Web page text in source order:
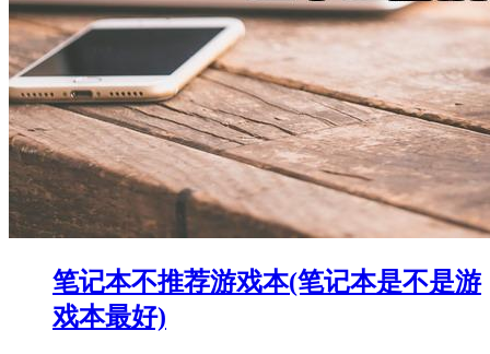
笔记本不推荐游戏本(笔记本是不是游
戏本最好)